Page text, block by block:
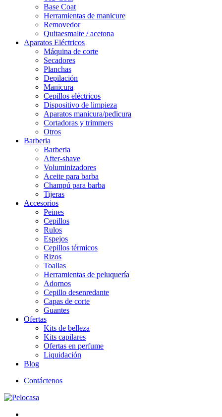
Base Coat
Herramientas de manicure
Removedor
Quitaesmalte / acetona
Aparatos Eléctricos
Máquina de corte
Secadores
Planchas
Depilación
Manicura
Cepillos eléctricos
Dispositivo de limpieza
Aparatos manicura/pedicura
Cortadoras y trimmers
Otros
Barberia
Barberia
After-shave
Voluminizadores
Aceite para barba
Champú para barba
Tijeras
Accesorios
Peines
Cepillos
Rulos
Espejos
Cepillos térmicos
Rizos
Toallas
Herramientas de peluquería
Adornos
Cepillo desenredante
Capas de corte
Guantes
Ofertas
Kits de belleza
Kits capilares
Ofertas en perfume
Liquidación
Blog
Contáctenos